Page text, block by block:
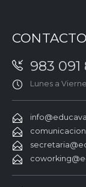
CONTACTO
983 091
Lunes a